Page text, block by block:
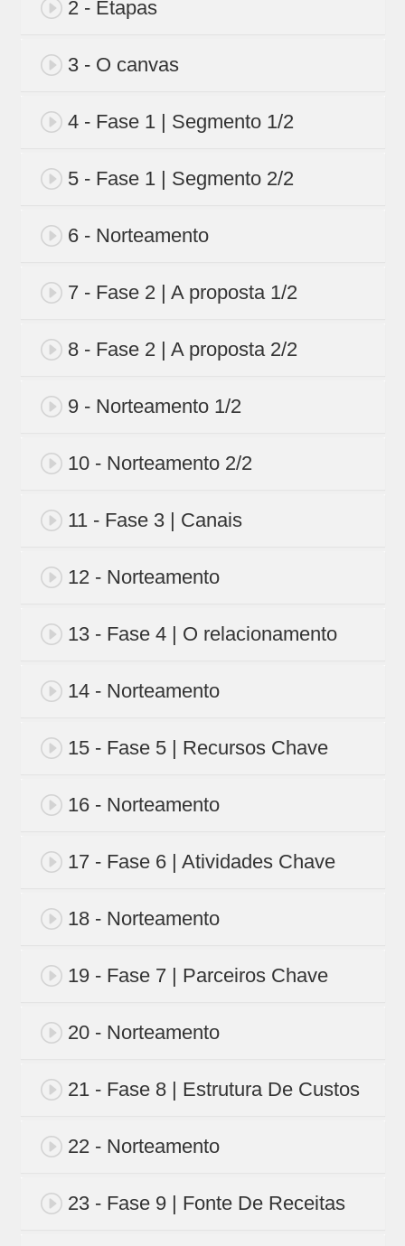
2 - Etapas
3 - O canvas
4 - Fase 1 | Segmento 1/2
5 - Fase 1 | Segmento 2/2
6 - Norteamento
7 - Fase 2 | A proposta 1/2
8 - Fase 2 | A proposta 2/2
9 - Norteamento 1/2
10 - Norteamento 2/2
11 - Fase 3 | Canais
12 - Norteamento
13 - Fase 4 | O relacionamento
14 - Norteamento
15 - Fase 5 | Recursos Chave
16 - Norteamento
17 - Fase 6 | Atividades Chave
18 - Norteamento
19 - Fase 7 | Parceiros Chave
20 - Norteamento
21 - Fase 8 | Estrutura De Custos
22 - Norteamento
23 - Fase 9 | Fonte De Receitas